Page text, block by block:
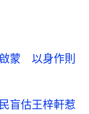
蒙 以身作則
盲估王梓軒惹